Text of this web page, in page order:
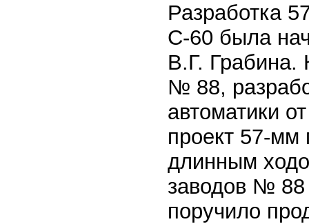
Разработка
С-60 была
В.Г.
№ 88,
автоматики
проект 57-
длинным
заводов №
поручило